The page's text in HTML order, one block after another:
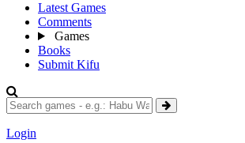
Latest Games
Comments
Games
Books
Submit Kifu
Login